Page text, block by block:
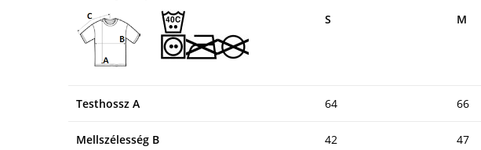
S
M
Testhossz A 64 66
Mellszélesség B 42 47